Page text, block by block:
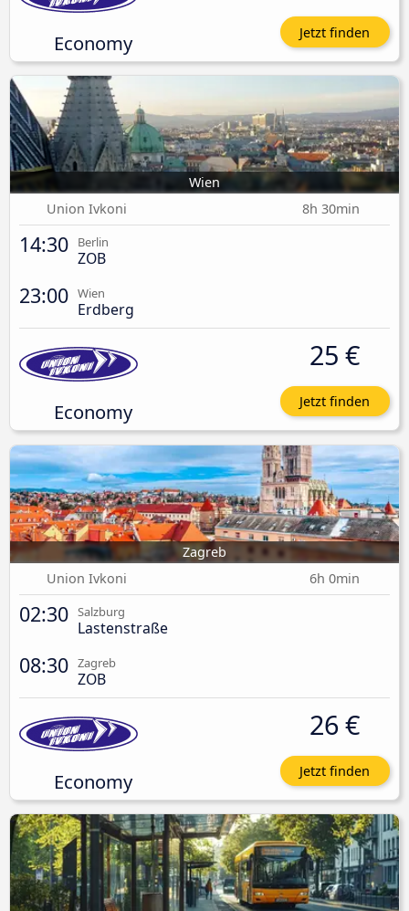
Economy Jetzt finden
Wien
Union Ivkoni
8h 30min
14:30 Berlin
ZOB
23:00 Wien
Erdberg
Economy
25 €
Jetzt finden
Zagreb
Union Ivkoni
6h 0min
02:30 Salzburg
Lastenstraße
08:30 Zagreb
ZOB
Economy
26 €
Jetzt finden